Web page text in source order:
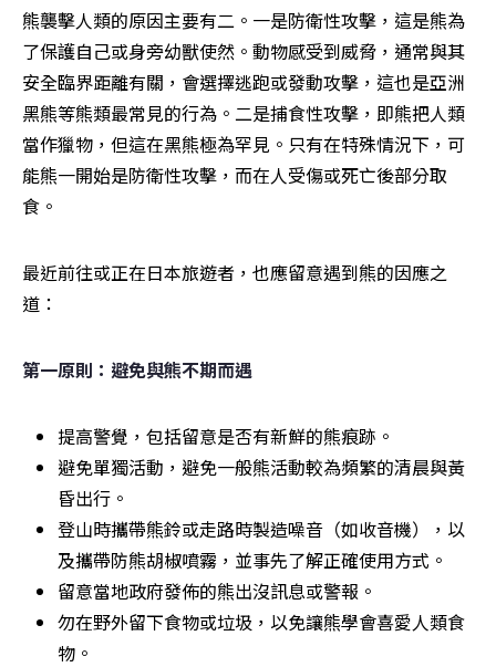
熊襲擊人類的原因主要有二。一是防衛性攻擊，這是熊為
了保護自己或身旁幼獸使然。動物感受到威脅，通常與其
安全臨界距離有關，會選擇逃跑或發動攻擊，這也是亞洲
黑熊等熊類最常見的行為。二是捕食性攻擊，即熊把人類
當作獵物，但這在黑熊極為罕見。只有在特殊情況下，可
能熊一開始是防衛性攻擊，而在人受傷或死亡後部分取
食。
最近前往或正在日本旅遊者，也應留意遇到熊的因應之
道：
第一原則：避免與熊不期而遇
提高警覺，包括留意是否有新鮮的熊痕跡。
避免單獨活動，避免一般熊活動較為頻繁的清晨與黃
昏出行。
登山時攜帶熊鈴或走路時製造噪音（如收音機），以
及攜帶防熊胡椒噴霧，並事先了解正確使用方式。
留意當地政府發佈的熊出沒訊息或警報。
勿在野外留下食物或垃圾，以免讓熊學會喜愛人類食
物。